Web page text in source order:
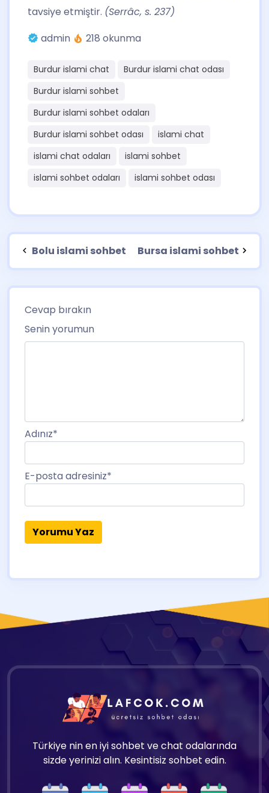
tavsiye etmiştir. (Serrâc, s. 237)
admin
218 okunma
Burdur islami chat
Burdur islami chat odası
Burdur islami sohbet
Burdur islami sohbet odaları
Burdur islami sohbet odası
islami chat
islami chat odaları
islami sohbet
islami sohbet odaları
islami sohbet odası
Bolu islami sohbet Bursa islami sohbet
Cevap bırakın
Senin yorumun
Adınız*
E-posta adresiniz*
Türkiye nin en iyi sohbet ve chat odalarında
sizde yerinizi alın. Kesintisiz sohbet edin.